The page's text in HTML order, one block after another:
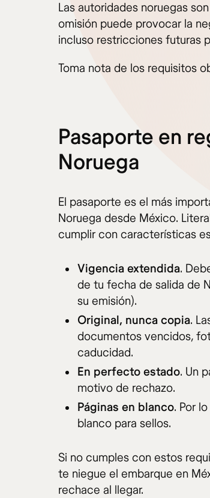
Las autoridades noruegas
omisión puede provocar la
incluso restricciones futuras
Toma nota de los requisitos
Pasaporte en
Noruega
El pasaporte es el más
Noruega desde México.
cumplir con características
Vigencia extendida.
de tu fecha de salida de
su emisión).
Original, nunca copia.
documentos vencidos,
caducidad.
En perfecto estado. Un
motivo de rechazo.
Páginas en blanco. Por
blanco para sellos.
Si no cumples con estos
te niegue el embarque en
rechace al llegar.